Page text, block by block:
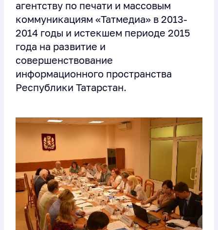
агентству по печати и массовым
коммуникациям «Татмедиа» в 2013-
2014 годы и истекшем периоде 2015
года на развитие и
совершенствование
информационного пространства
Республики Татарстан.